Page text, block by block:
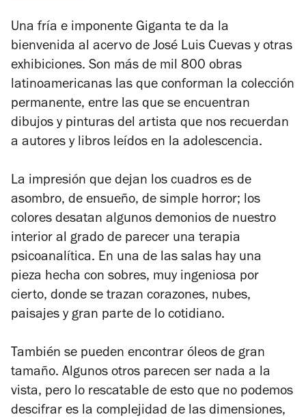
Una fría e imponente Giganta te da la
bienvenida al acervo de José Luis Cuevas y otras
exhibiciones. Son más de mil 800 obras
latinoamericanas las que conforman la colección
permanente, entre las que se encuentran
dibujos y pinturas del artista que nos recuerdan
a autores y libros leídos en la adolescencia.
La impresión que dejan los cuadros es de
asombro, de ensueño, de simple horror; los
colores desatan algunos demonios de nuestro
interior al grado de parecer una terapia
psicoanalítica. En una de las salas hay una
pieza hecha con sobres, muy ingeniosa por
cierto, donde se trazan corazones, nubes,
paisajes y gran parte de lo cotidiano.
También se pueden encontrar óleos de gran
tamaño. Algunos otros parecen ser nada a la
vista, pero lo rescatable de esto que no podemos
descifrar es la complejidad de las dimensiones,